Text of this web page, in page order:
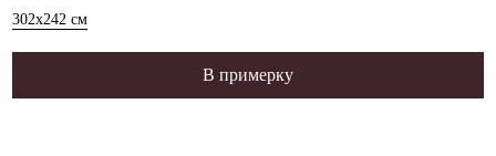
302x242 см
В примерку